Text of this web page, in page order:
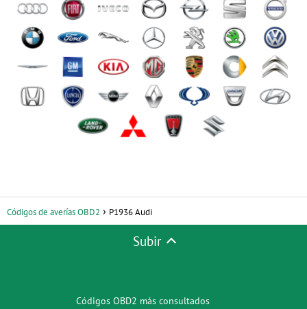
Códigos de averías OBD2 P1936 Audi
Subir
Códigos OBD2 más consultados